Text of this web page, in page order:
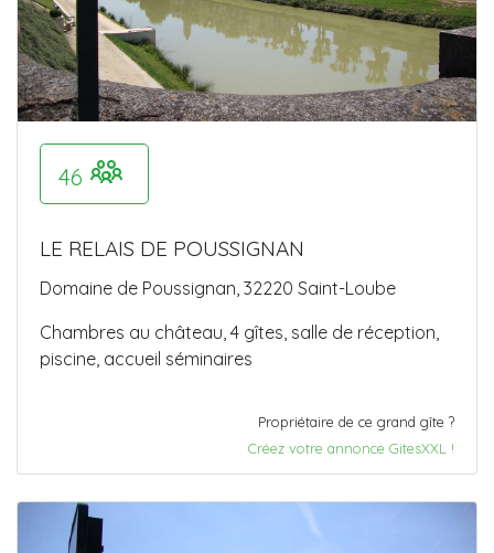
46
LE RELAIS DE POUSSIGNAN
Domaine de Poussignan, 32220 Saint-Loube
Chambres au château, 4 gîtes, salle de réception,
piscine, accueil séminaires
Propriétaire de ce grand gîte ?
Créez votre annonce GitesXXL !